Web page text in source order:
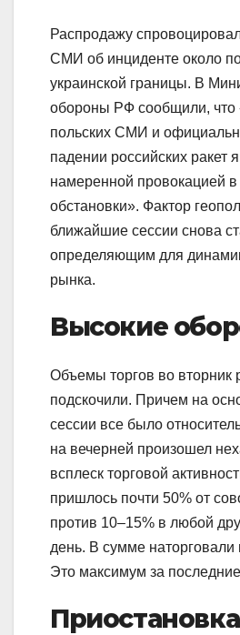
Распродажу
СМИ об инциденте около
украинской границы. В
обороны РФ сообщили, что
польских СМИ и
падении российских ракет
намеренной провокацией в
обстановки». Фактор
ближайшие сессии снова
определяющим для
рынка.
Высокие
Объемы торгов во вторник
подскочили. Причем на
сессии все было
на вечерней произошел
всплеск торговой
пришлось почти 50% от
против 10–15% в любой
день. В сумме наторговали
Это максимум за
Приостановка